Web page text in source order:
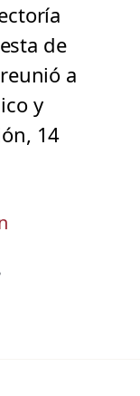
de
a
y
14